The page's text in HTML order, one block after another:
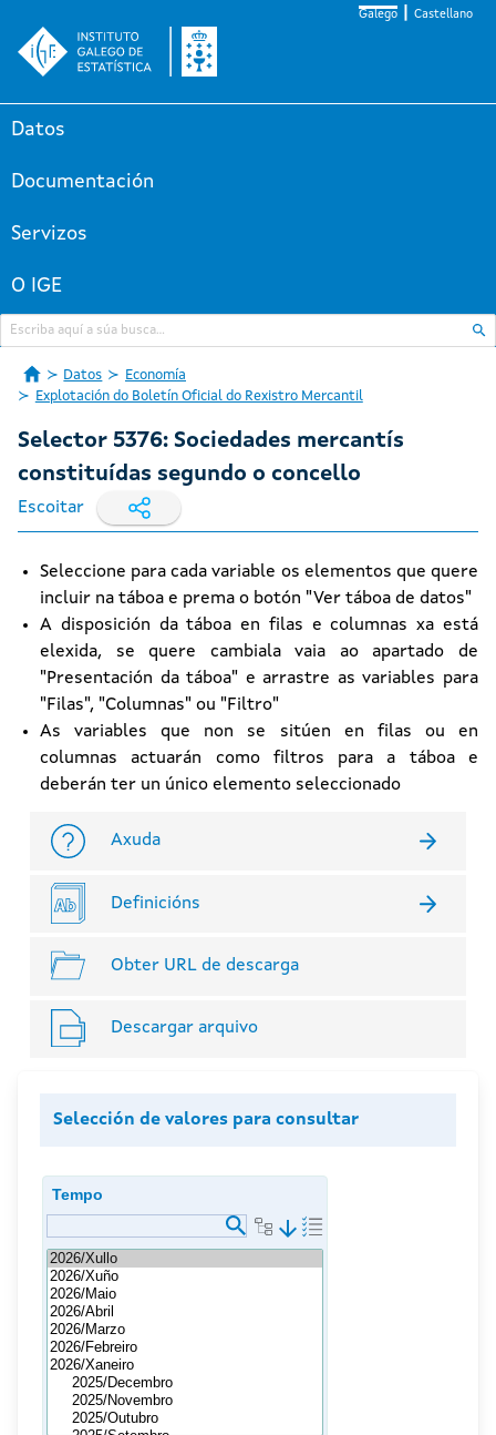
Galego Castellano
Datos
Documentación
Servizos
O IGE
Datos
Economía
Explotación do Boletín Oficial do Rexistro Mercantil
Selector 5376: Sociedades mercantís
constituídas segundo o concello
Escoitar
Seleccione para cada variable os elementos que quere
incluir na táboa e prema o botón "Ver táboa de datos"
A disposición da táboa en filas e columnas xa está
elexida, se quere cambiala vaia ao apartado de
"Presentación da táboa" e arrastre as variables para
"Filas", "Columnas" ou "Filtro"
As variables que non se sitúen en filas ou en
columnas actuarán como filtros para a táboa e
deberán ter un único elemento seleccionado
Axuda
Definicións
Obter URL de descarga
Descargar arquivo
Selección de valores para consultar
Tempo
arrow_downward